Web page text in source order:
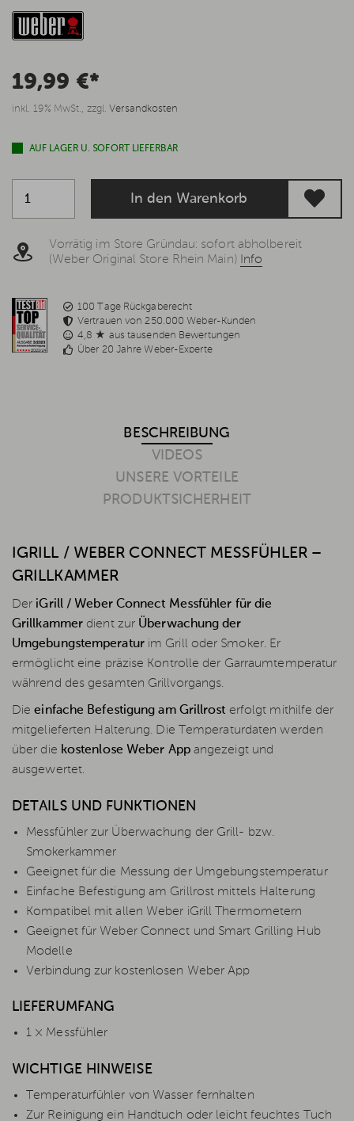
19,99 €*
inkl. 19% MwSt., zzgl.Versandkosten
AUF LAGER U. SOFORT LIEFERBAR
In den Warenkorb
Vorrätig im Store Gründau: sofort abholbereit
(Weber Original Store Rhein Main) Info
100 Tage Rückgaberecht
Vertrauen von 250.000 Weber-Kunden
4,8 ★ aus tausenden Bewertungen
Über 20 Jahre Weber-Experte
BESCHREIBUNG
VIDEOS
UNSERE VORTEILE
PRODUKTSICHERHEIT
IGRILL / WEBER CONNECT MESSFÜHLER –
GRILLKAMMER
Der iGrill / Weber Connect Messfühler für die
Grillkammer dient zur Überwachung der
Umgebungstemperaturim Grill oder Smoker. Er
ermöglicht eine präzise Kontrolle der Garraumtemperatur
während des gesamten Grillvorgangs.
Dieeinfache Befestigung am Grillrost erfolgt mithilfe der
mitgelieferten Halterung. Die Temperaturdaten werden
über die kostenlose Weber Appangezeigt und
ausgewertet.
DETAILS UND FUNKTIONEN
Messfühler zur Überwachung der Grill- bzw.
Smokerkammer
Geeignet für die Messung der Umgebungstemperatur
Einfache Befestigung am Grillrost mittels Halterung
Kompatibel mit allen Weber iGrill Thermometern
Geeignet für Weber Connect und Smart Grilling Hub
Modelle
Verbindung zur kostenlosen Weber App
LIEFERUMFANG
1 × Messfühler
WICHTIGE HINWEISE
Temperaturfühler von Wasser fernhalten
Zur Reinigung ein Handtuch oder leicht feuchtes Tuch